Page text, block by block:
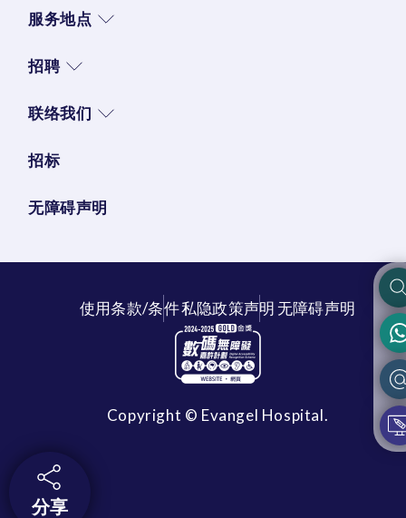
服务地点
招聘
联络我们
招标
无障碍声明
使用条款/条件私隐政策声明无障碍声明
Copyright © Evangel Hospital.
分享